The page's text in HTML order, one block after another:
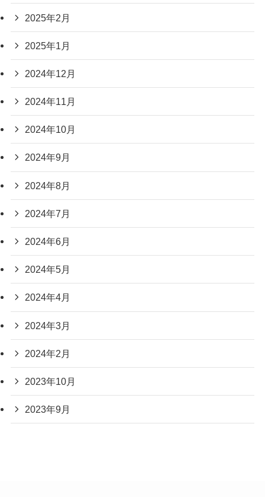
2025年2月
2025年1月
2024年12月
2024年11月
2024年10月
2024年9月
2024年8月
2024年7月
2024年6月
2024年5月
2024年4月
2024年3月
2024年2月
2023年10月
2023年9月